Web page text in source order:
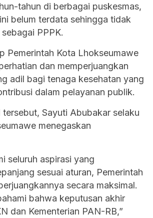
tahun di berbagai puskesmas,
belum terdata sehingga tidak
PPPK.
Pemerintah Kota Lhokseumawe
dan memperjuangkan
adil bagi tenaga kesehatan yang
dalam pelayanan publik.
tersebut, Sayuti Abubakar selaku
menegaskan
seluruh aspirasi yang
sesuai aturan, Pemerintah
secara maksimal.
bahwa keputusan akhir
dan Kementerian PAN-RB,”